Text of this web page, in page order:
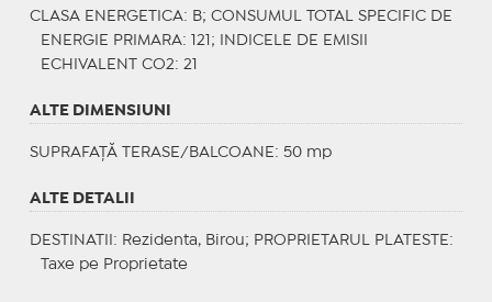
CLASA ENERGETICA: B; CONSUMUL TOTAL SPECIFIC DE
ENERGIE PRIMARA: 121;
INDICELE DE EMISII
ECHIVALENT CO2: 21
ALTE DIMENSIUNI
SUPRAFAȚĂ TERASE/BALCOANE: 50 mp
ALTE DETALII
DESTINATII : Rezidenta, Birou; PROPRIETARUL PLATESTE :
Taxe pe Proprietate